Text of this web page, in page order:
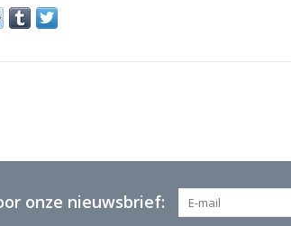
onze nieuwsbrief: